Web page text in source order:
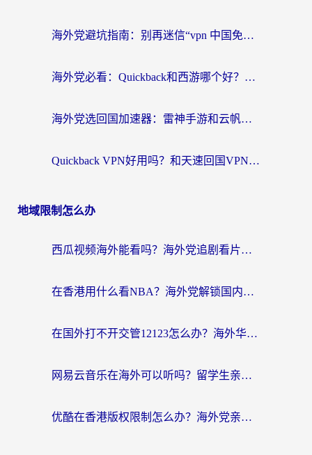
海外党避坑指南：别再迷信“vpn 中国免费”，选对回国加速器才能无缝刷国内资源
海外党必看：Quickback和西游哪个好？3个维度教你选对回国加速器
海外党选回国加速器：雷神手游和云帆哪个好？附3组对比+避坑指南
Quickback VPN好用吗？和天速回国VPN对比哪个回国效果更好？海外党必看的真实体验指南
地域限制怎么办
西瓜视频海外能看吗？海外党追剧看片的终极解决方案来了
在香港用什么看NBA？海外党解锁国内体育直播的终极攻略
在国外打不开交管12123怎么办？海外华人必看的回国加速全攻略
网易云音乐在海外可以听吗？留学生亲测有效的回国加速方案
优酷在香港版权限制怎么办？海外党亲测有效的追剧加速方案